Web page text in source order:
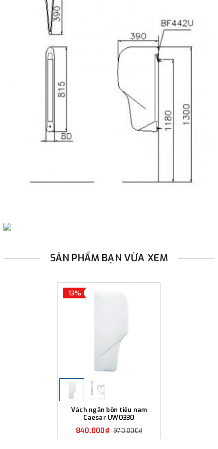
SẢN PHẨM BẠN VỪA XEM
13%
Vách ngăn bồn tiểu nam
Caesar UW0330
840.000₫ 970.000₫